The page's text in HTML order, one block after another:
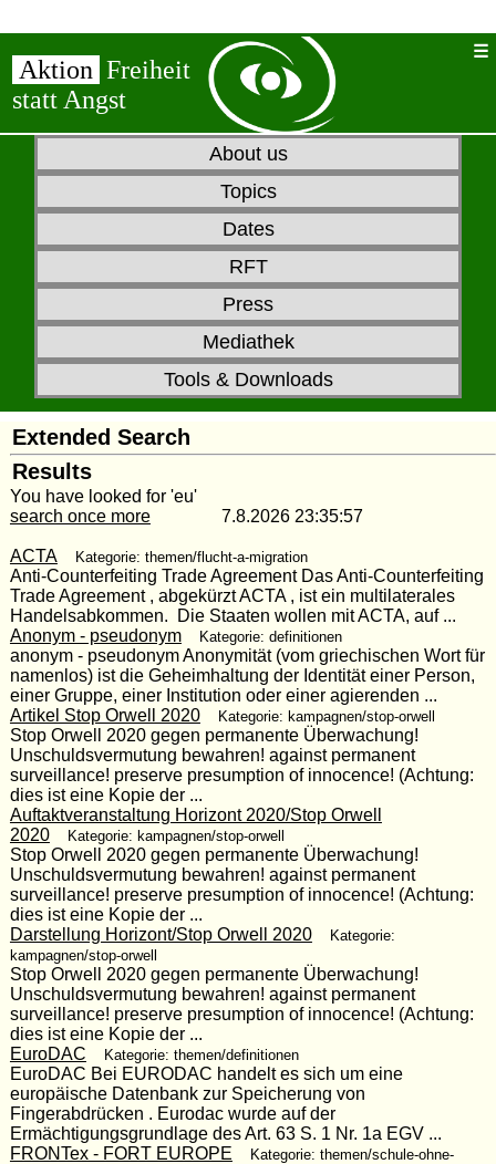
Aktion Freiheit
statt Angst
About us
Topics
Dates
RFT
Press
Mediathek
Tools & Downloads
Extended Search
Results
You have looked for 'eu'
search once more7.8.2026 23:35:57
ACTA Kategorie: themen/flucht-a-migration
Anti-Counterfeiting Trade Agreement Das Anti-Counterfeiting
Trade Agreement , abgekürzt ACTA , ist ein multilaterales
Handelsabkommen. Die Staaten wollen mit ACTA, auf ...
Anonym - pseudonym
Kategorie: definitionen
anonym - pseudonym Anonymität (vom griechischen Wort für
namenlos) ist die Geheimhaltung der Identität einer Person,
einer Gruppe, einer Institution oder einer agierenden ...
Artikel Stop Orwell 2020
Kategorie: kampagnen/stop-orwell
Stop Orwell 2020 gegen permanente Überwachung!
Unschuldsvermutung bewahren! against permanent
surveillance! preserve presumption of innocence! (Achtung:
dies ist eine Kopie der ...
Auftaktveranstaltung Horizont 2020/Stop Orwell
2020
Kategorie: kampagnen/stop-orwell
Stop Orwell 2020 gegen permanente Überwachung!
Unschuldsvermutung bewahren! against permanent
surveillance! preserve presumption of innocence! (Achtung:
dies ist eine Kopie der ...
Darstellung Horizont/Stop Orwell 2020
Kategorie:
kampagnen/stop-orwell
Stop Orwell 2020 gegen permanente Überwachung!
Unschuldsvermutung bewahren! against permanent
surveillance! preserve presumption of innocence! (Achtung:
dies ist eine Kopie der ...
EuroDAC
Kategorie: themen/definitionen
EuroDAC Bei EURODAC handelt es sich um eine
europäische Datenbank zur Speicherung von
Fingerabdrücken . Eurodac wurde auf der
Ermächtigungsgrundlage des Art. 63 S. 1 Nr. 1a EGV ...
FRONTex - FORT EUROPE
Kategorie: themen/schule-ohne-